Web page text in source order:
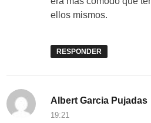
ellos mismos.
RESPONDER
Albert Garcia Pujadas
19:21